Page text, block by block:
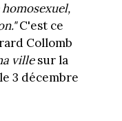
C'est ce
Collomb
villesur la
3 décembre